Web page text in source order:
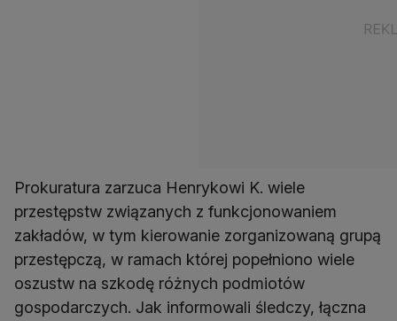
Prokuratura zarzuca Henrykowi K. wiele
przestępstw związanych z funkcjonowaniem
zakładów, w tym kierowanie zorganizowaną grupą
przestępczą, w ramach której popełniono wiele
oszustw na szkodę różnych podmiotów
gospodarczych. Jak informowali śledczy, łączna